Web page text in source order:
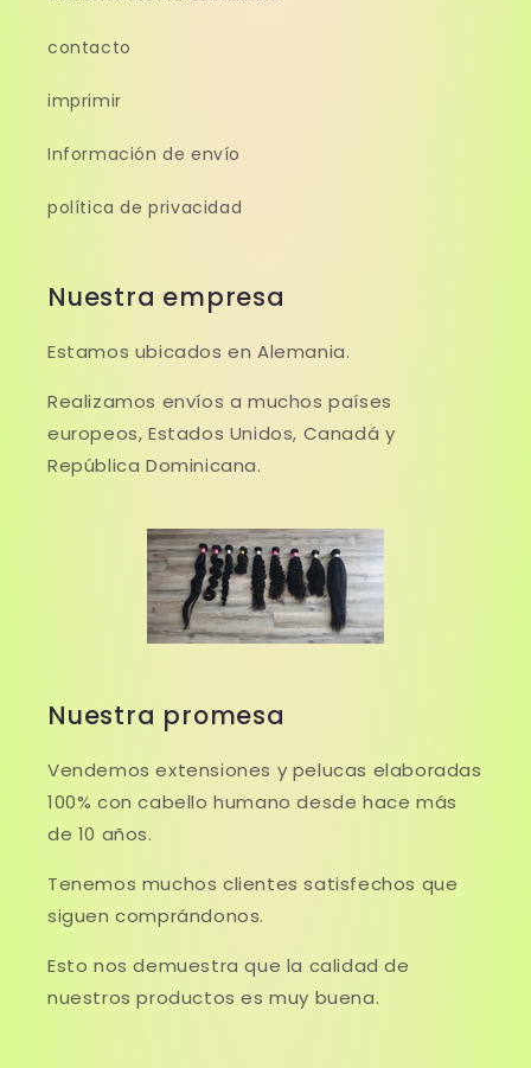
contacto
imprimir
Información de envío
política de privacidad
Nuestra empresa
Estamos ubicados en Alemania.
Realizamos envíos a muchos países
europeos, Estados Unidos, Canadá y
República Dominicana.
Nuestra promesa
Vendemos extensiones y pelucas elaboradas
100% con cabello humano desde hace más
de 10 años.
Tenemos muchos clientes satisfechos que
siguen comprándonos.
Esto nos demuestra que la calidad de
nuestros productos es muy buena.